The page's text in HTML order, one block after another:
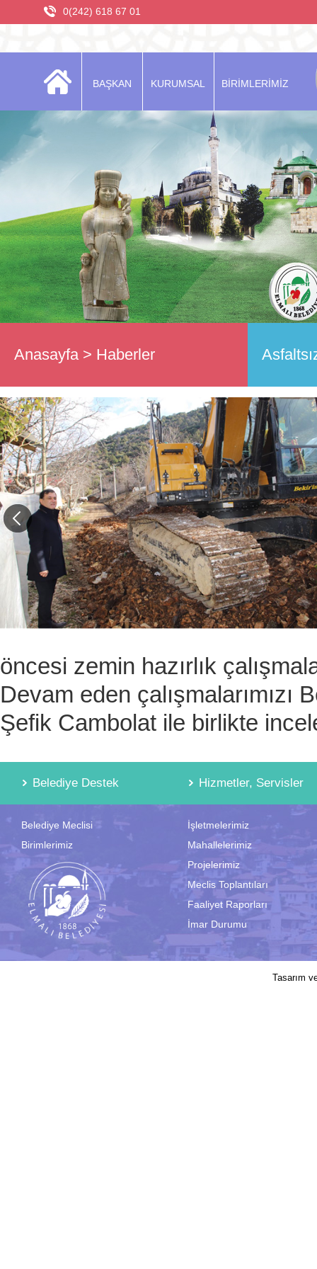
0(242) 618 67 01
BAŞKAN KURUMSAL BİRİMLERİMİZ
Anasayfa> Haberler
öncesi zemin hazırlık
Devam eden çalışmalarımızı
Şefik Cambolat ile birlikte
Belediye Destek Hizmetler, Servisler
Belediye Meclisi
Birimlerimiz
İşletmelerimiz
Mahallelerimiz
Projelerimiz
Meclis Toplantıları
Faaliyet Raporları
İmar Durumu
Tasarım